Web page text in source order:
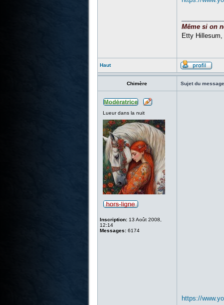
Même si on
Etty Hillesum,
Haut
Chimère Sujet du
Lueur dans la nuit
Inscription:13 Août 2008,
12:14
Messages:6174
https://